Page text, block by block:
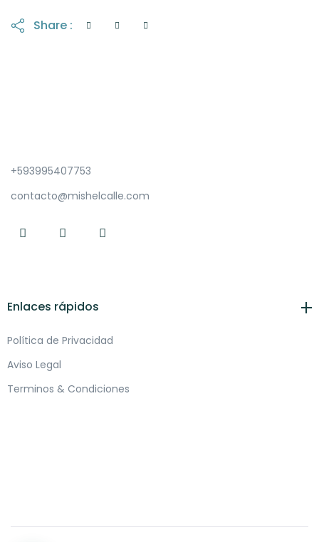
Share :
+593995407753
contacto@mishelcalle.com
Enlaces rápidos
Política de Privacidad
Aviso Legal
Terminos & Condiciones